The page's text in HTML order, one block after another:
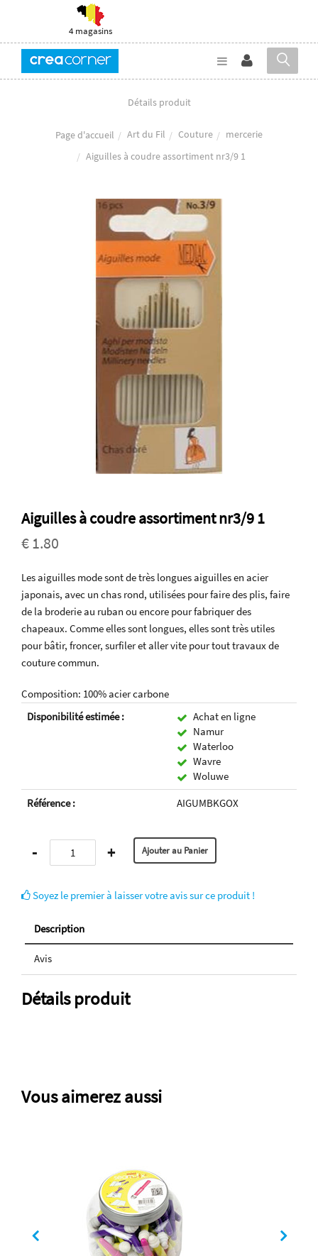
4 magasins
Détails produit
Page d'accueil Art du Fil Couture
mercerie
Aiguilles à coudre assortiment nr3/9 1
Aiguilles à coudre assortiment nr3/9 1
€ 1.80
Les aiguilles mode sont de très longues aiguilles en acier
japonais, avec un chas rond, utilisées pour faire des plis, faire
de la broderie au ruban ou encore pour fabriquer des
chapeaux. Comme elles sont longues, elles sont très utiles
pour bâtir, froncer, surfiler et aller vite pour tout travaux de
couture commun.
Composition: 100% acier carbone
Disponibilité estimée :
Achat en ligne
Namur
Waterloo
Wavre
Woluwe
Référence :
AIGUMBKGOX
- +
Soyez le premier à laisser votre avis sur ce produit !
Description
Avis
Détails produit
Vous aimerez aussi